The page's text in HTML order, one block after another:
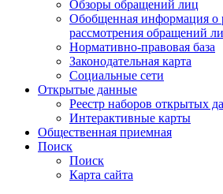
Обзоры обращений лиц
Обобщенная информация о
рассмотрения обращений
Нормативно-правовая база
Законодательная карта
Социальные сети
Открытые данные
Реестр наборов открытых
Интерактивные карты
Общественная приемная
Поиск
Поиск
Карта сайта